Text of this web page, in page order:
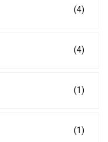
(4)
(4)
(1)
(1)